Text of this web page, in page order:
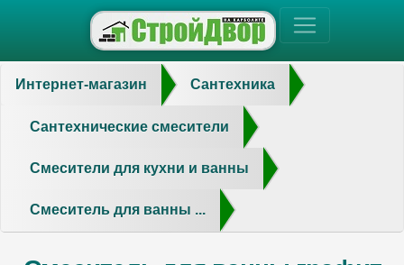
Интернет-магазин Сантехника
Сантехнические смесители
Смесители для кухни и ванны
Смеситель для ванны ...